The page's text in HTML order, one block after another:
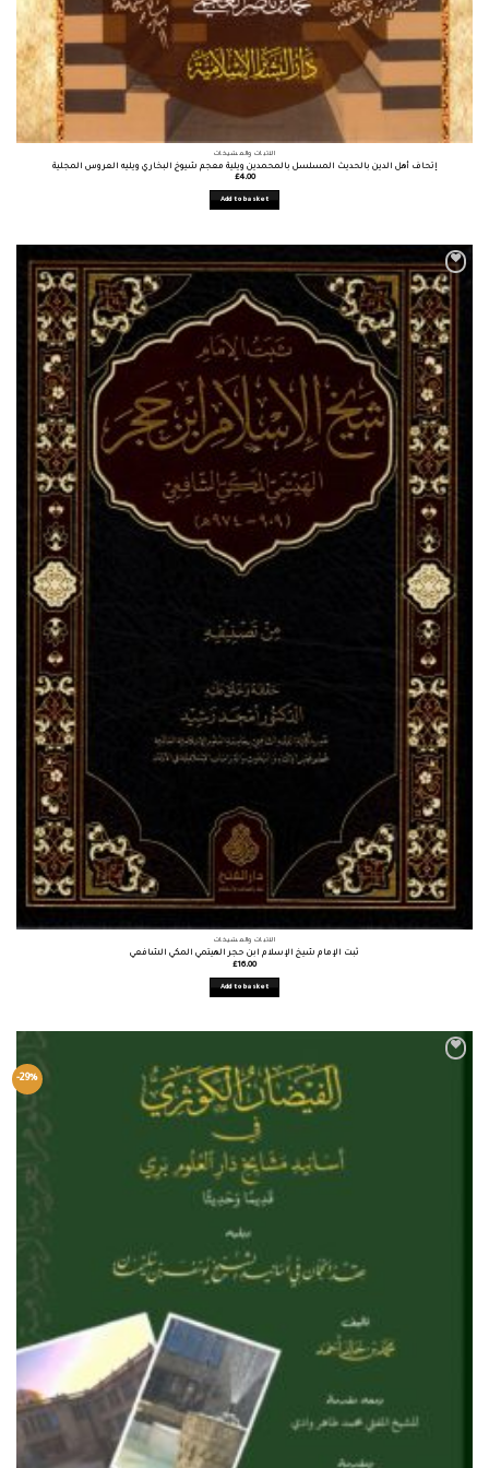
الأثبات والمشيخات
إتحاف أهل الدين بالحديث المسلسل بالمحمدين ويلية معجم شيوخ البخاري ويليه العروس المجلية
£4.00
Add to basket
الأثبات والمشيخات
ثبت الإمام شيخ الإسلام ابن حجر الهيتمي المكي الشافعي
£16.00
Add to basket
-29%